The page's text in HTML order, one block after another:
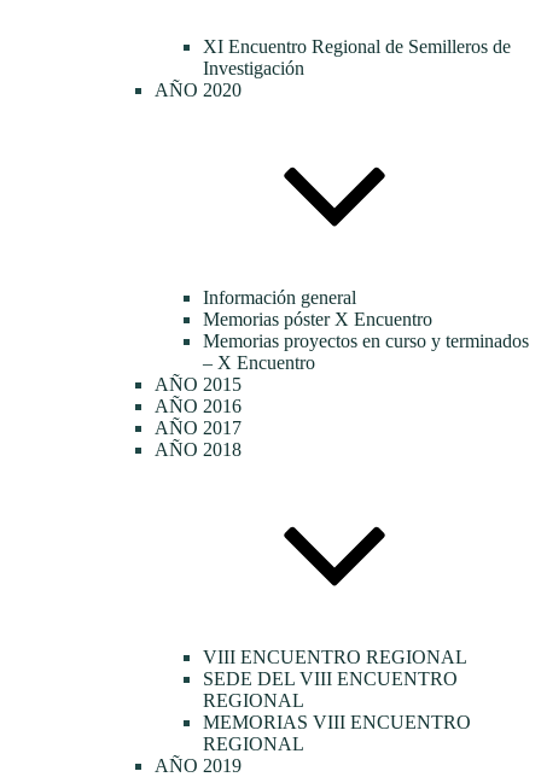
XI Encuentro Regional de Semilleros de
Investigación
AÑO 2020
Información general
Memorias póster X Encuentro
Memorias proyectos en curso y terminados
– X Encuentro
AÑO 2015
AÑO 2016
AÑO 2017
AÑO 2018
VIII ENCUENTRO REGIONAL
SEDE DEL VIII ENCUENTRO
REGIONAL
MEMORIAS VIII ENCUENTRO
REGIONAL
AÑO 2019